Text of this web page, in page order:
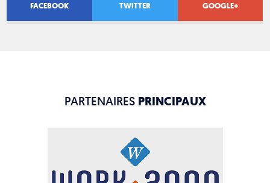
FACEBOOK TWITTER GOOGLE+
PARTENAIRES PRINCIPAUX